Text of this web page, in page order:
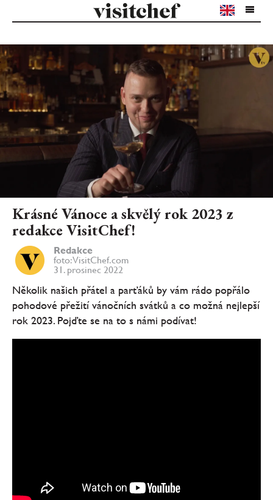
Krásné Vánoce a skvělý rok 2023 z
redakce VisitChef!
Redakce
foto: VisitChef.com
31. prosinec 2022
Několik našich přátel a parťáků by vám rádo popřálo
pohodové přežití vánočních svátků a co možná nejlepší
rok 2023. Pojďte se na to s námi podívat!